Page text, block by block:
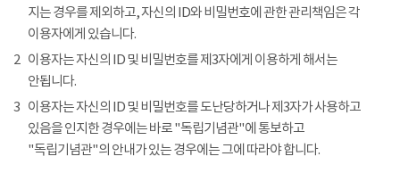
지는 경우를 제외하고, 자신의 ID와 비밀번호에 관한 관리책임은 각
이용자에게 있습니다.
2 이용자는 자신의 ID 및 비밀번호를 제3자에게 이용하게 해서는
안됩니다.
3 이용자는 자신의 ID 및 비밀번호를 도난당하거나 제3자가 사용하고
있음을 인지한 경우에는 바로 "독립기념관"에 통보하고
"독립기념관"의 안내가 있는 경우에는 그에 따라야 합니다.